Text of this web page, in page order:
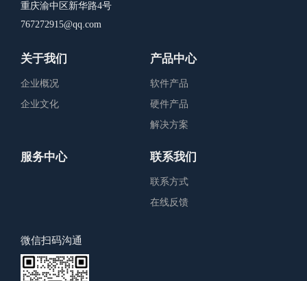
重庆渝中区新华路4号
767272915@qq.com
关于我们
企业概况
企业文化
产品中心
软件产品
硬件产品
解决方案
服务中心 联系我们
联系方式
在线反馈
微信扫码沟通